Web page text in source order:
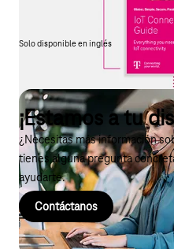
cómo gestionar tus
respuestas en nuestra «Guía
Solo disponible en inglés
¡Estamos a tu
¿Necesitas más información
tienes alguna pregunta
ayudarte.
Contáctanos